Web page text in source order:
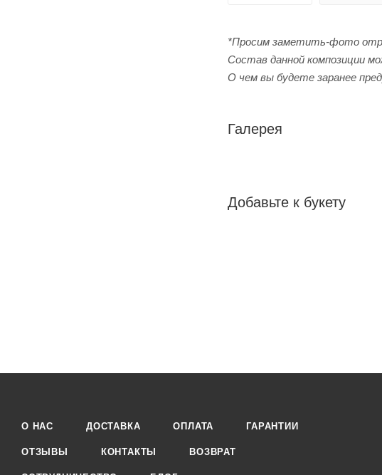
*Просим заметить-фото
Cостав данной композиции
О чем вы будете заранее
Галерея
Добавьте к букету
О НАС ДОСТАВКА ОПЛАТА ГАРАНТИИ
ОТЗЫВЫ КОНТАКТЫ ВОЗВРАТ